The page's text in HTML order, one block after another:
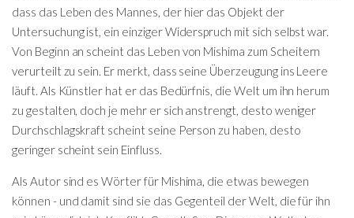
dass das Leben des Mannes, der hier das Objekt der
Untersuchung ist, ein einziger Widerspruch mit sich selbst war.
Von Beginn an scheint das Leben von Mishima zum Scheitern
verurteilt zu sein. Er merkt, dass seine Überzeugung ins Leere
läuft. Als Künstler hat er das Bedürfnis, die Welt um ihn herum
zu gestalten, doch je mehr er sich anstrengt, desto weniger
Durchschlagskraft scheint seine Person zu haben, desto
geringer scheint sein Einfluss.
Als Autor sind es Wörter für Mishima, die etwas bewegen
können - und damit sind sie das Gegenteil der Welt, die für ihn